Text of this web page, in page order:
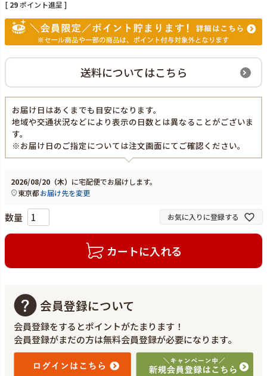
[ 29ポイント進呈 ]
送料についてはこちら
お届け日はあくまでも目安になります。
地域や交通状況などにより表示の日数とは異なることがございま
す。
※お届け日のご指定については注文画面にてご確認ください。
2026/08/20（木） に宅配便でお届けします。
東京都お届け先を変更
お気に入りに登録する
カートに入れる
会員登録について
会員登録をするとポイントがたまります！
会員登録がまだの方は無料会員登録が必要になります。